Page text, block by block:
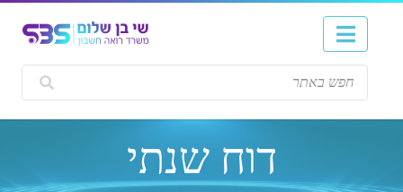
דוח שנתי